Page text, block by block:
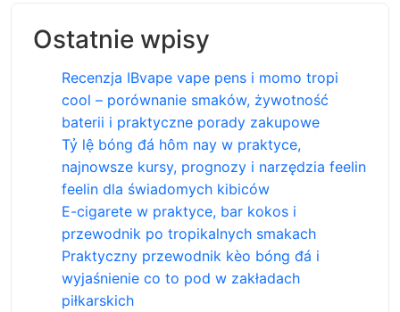
Ostatnie wpisy
Recenzja IBvape vape pens i momo tropi
cool – porównanie smaków, żywotność
baterii i praktyczne porady zakupowe
Tỷ lệ bóng đá hôm nay w praktyce,
najnowsze kursy, prognozy i narzędzia feelin
feelin dla świadomych kibiców
E-cigarete w praktyce, bar kokos i
przewodnik po tropikalnych smakach
Praktyczny przewodnik kèo bóng đá i
wyjaśnienie co to pod w zakładach
piłkarskich